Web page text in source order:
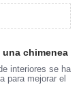
chimenea
interiores se ha
para mejorar el